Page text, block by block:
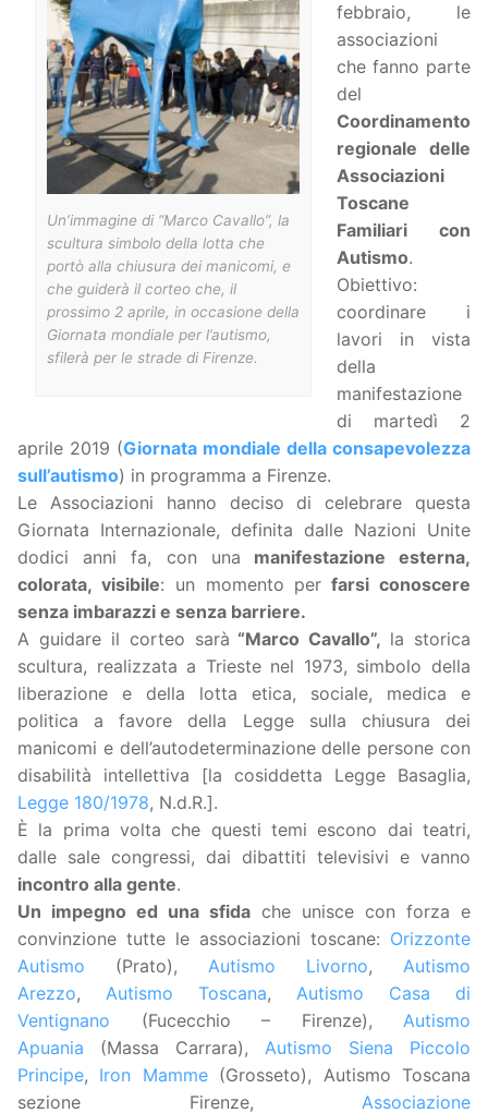
Un’immagine di “Marco Cavallo”, la
scultura simbolo della lotta che
portò alla chiusura dei manicomi, e
che guiderà il corteo che, il
prossimo 2 aprile, in occasione della
Giornata mondiale per l’autismo,
sfilerà per le strade di Firenze.
febbraio, le
associazioni
che fanno parte
del
Coordinamento
regionale delle
Associazioni
Toscane
Familiari con
Autismo.
Obiettivo:
coordinare i
lavori in vista
della
manifestazione
di martedì 2
aprile 2019 (Giornata mondiale della consapevolezza
sull’autismo) in programma a Firenze.
Le Associazioni hanno deciso di celebrare questa
Giornata Internazionale, definita dalle Nazioni Unite
dodici anni fa, con una manifestazione esterna,
colorata, visibile: un momento per farsi conoscere
senza imbarazzi e senza barriere.
A guidare il corteo sarà “Marco Cavallo”, la storica
scultura, realizzata a Trieste nel 1973, simbolo della
liberazione e della lotta etica, sociale, medica e
politica a favore della Legge sulla chiusura dei
manicomi e dell’autodeterminazione delle persone con
disabilità intellettiva [la cosiddetta Legge Basaglia,
Legge 180/1978, N.d.R.].
È la prima volta che questi temi escono dai teatri,
dalle sale congressi, dai dibattiti televisivi e vanno
incontro alla gente.
Un impegno ed una sfida che unisce con forza e
convinzione tutte le associazioni toscane: Orizzonte
Autismo (Prato), Autismo Livorno, Autismo
Arezzo, Autismo Toscana, Autismo Casa di
Ventignano (Fucecchio – Firenze), Autismo
Apuania (Massa Carrara), Autismo Siena Piccolo
Principe, Iron Mamme(Grosseto), Autismo Toscana
sezione Firenze, Associazione